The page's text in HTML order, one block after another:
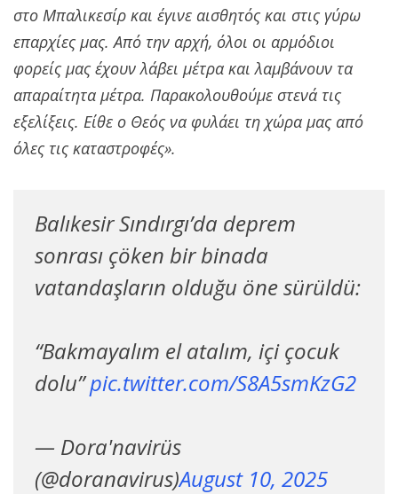
στο Μπαλικεσίρ και έγινε αισθητός και στις γύρω
επαρχίες μας. Από την αρχή, όλοι οι αρμόδιοι
φορείς μας έχουν λάβει μέτρα και λαμβάνουν τα
απαραίτητα μέτρα. Παρακολουθούμε στενά τις
εξελίξεις. Είθε ο Θεός να φυλάει τη χώρα μας από
όλες τις καταστροφές».
Balıkesir Sındırgı’da deprem
sonrası çöken bir binada
vatandaşların olduğu öne sürüldü:
“Bakmayalım el atalım, içi çocuk
dolu”pic.twitter.com/S8A5smKzG2
— Dora'navirüs
(@doranavirus)August 10, 2025